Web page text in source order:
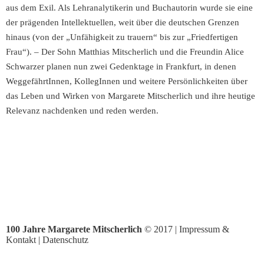
aus dem Exil. Als Lehranalytikerin und Buchautorin wurde sie eine
der prägenden Intellektuellen, weit über die deutschen Grenzen
hinaus (von der „Unfähigkeit zu trauern“ bis zur „Friedfertigen
Frau“). – Der Sohn Matthias Mitscherlich und die Freundin Alice
Schwarzer planen nun zwei Gedenktage in Frankfurt, in denen
WeggefährtInnen, KollegInnen und weitere Persönlichkeiten über
das Leben und Wirken von Margarete Mitscherlich und ihre heutige
Relevanz nachdenken und reden werden.
100 Jahre Margarete Mitscherlich © 2017 | Impressum &
Kontakt | Datenschutz